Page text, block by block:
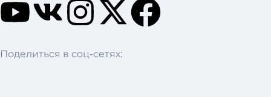
Поделиться в соц-сетях: